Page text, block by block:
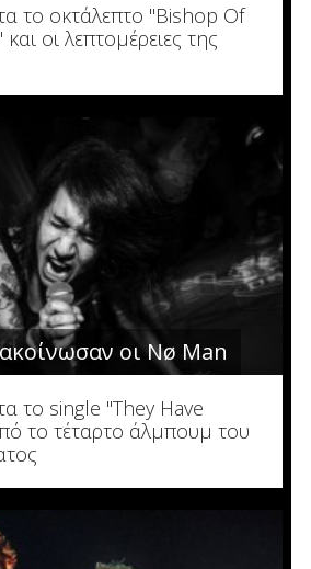
το οκτάλεπτο "Bishop Of
οι λεπτομέρειες της
οι Nø Man
το single "They Have
το τέταρτο άλμπουμ του